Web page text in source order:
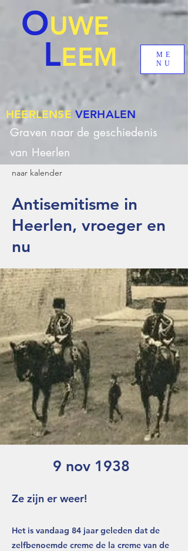
OUWE
ME
NU
Graven naar de geschiedenis
van Heerlen
LEEM
HEERLENSE VERHALEN
naar kalender
Antisemitisme in
Heerlen, vroeger en
nu
9 nov 1938
Ze zijn er weer!
Het is vandaag 84 jaar geleden dat de
zelfbenoemde creme de la creme van de